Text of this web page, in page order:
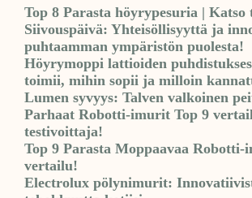
Top 8 Parasta höyrypesuria |
Siivouspäivä: Yhteisöllisyyttä ja
puhtaamman ympäristön puolesta!
Höyrymoppi lattioiden
toimii, mihin sopii ja milloin
Lumen syvyys: Talven valkoinen
Parhaat Robotti-imurit Top 9
testivoittaja!
Top 9 Parasta Moppaavaa Robotti-
vertailu!
Electrolux pölynimurit: